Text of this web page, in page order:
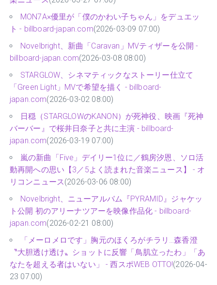
MON7A×優里が「僕のかわい子ちゃん」をデュエッ
ト - billboard-japan.com(2026-03-09 07:00)
Novelbright、新曲「Caravan」MVティザーを公開 -
billboard-japan.com(2026-03-08 08:00)
STARGLOW、シネマティックなストーリー仕立て
「Green Light」MVで希望を描く - billboard-
japan.com(2026-03-02 08:00)
日穏（STARGLOWのKANON）が死神役、映画『死神
バーバー』で桜井日奈子と共に主演 - billboard-
japan.com(2026-03-19 07:00)
嵐の新曲「Five」デイリー1位に／鶴房汐恩、ソロ活
動再開への思い【3／5よく読まれた音楽ニュース】 - オ
リコンニュース(2026-03-06 08:00)
Novelbright、ニューアルバム『PYRAMID』ジャケッ
ト公開 初のアリーナツアーを映像作品化 - billboard-
japan.com(2026-02-21 08:00)
「メーロメロです」胸元のほくろがチラリ…森香澄
〝大胆透け透け〟ショットに反響「鳥肌立ったわ」「あ
なたを超える者はいない」 - 西スポWEB OTTO!(2026-04-
23 07:00)